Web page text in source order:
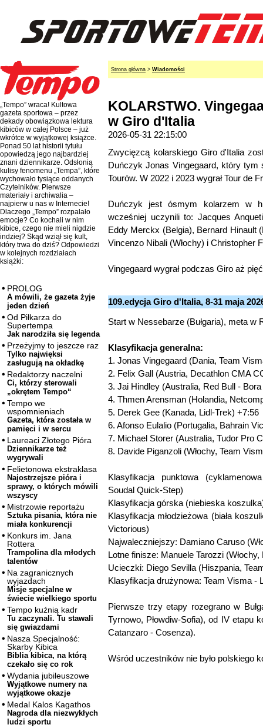
„Tempo” wraca! Kultowa
gazeta sportowa – przez
dekady obowiązkowa lektura
kibiców w całej Polsce – już
wkrótce w wyjątkowej książce.
Ponad 50 lat historii tytułu
opowiedzą jego najbardziej
znani dziennikarze. Odsłonią
kulisy fenomenu „Tempa”, które
wychowało tysiące oddanych
Czytelników. Pierwsze
materiały i archiwalia –
najpierw u nas w Internecie!
Dlaczego „Tempo” rozpalało
emocje? Co kochali w nim
kibice, czego nie mieli nigdzie
indziej? Skąd wziął się kult,
który trwa do dziś? Odpowiedzi
w kolejnych rozdziałach
książki:
PROLOG
A mówili, że gazeta żyje
jeden dzień
Od Piłkarza do
Supertempa
Jak narodziła się legenda
Przeżyjmy to jeszcze raz
Tylko najwięksi
zasługują na okładkę
Redaktorzy naczelni
Ci, którzy sterowali
„okrętem Tempo“
Tempo we
wspomnieniach
Gazeta, która została w
pamięci i w sercu
Laureaci Złotego Pióra
Dziennikarze też
wygrywali
Felietonowa ekstraklasa
Najostrzejsze pióra i
sprawy, o których mówili
wszyscy
Mistrzowie reportażu
Sztuka pisania, która nie
miała konkurencji
Konkurs im. Jana
Rottera
Trampolina dla młodych
talentów
Na zagranicznych
wyjazdach
Misje specjalne w
świecie wielkiego sportu
Tempo kuźnią kadr
Tu zaczynali. Tu stawali
się gwiazdami
Nasza Specjalność:
Skarby Kibica
Biblia kibica, na którą
czekało się co rok
Wydania jubileuszowe
Wyjątkowe numery na
wyjątkowe okazje
Medal Kalos Kagathos
Nagroda dla niezwykłych
ludzi sportu
Strona główna > Wiadomości
KOLARSTWO.
w Giro d'Italia
2026-05-31 22:15:00
Zwycięzcą kolarskiego Giro d'Italia
Duńczyk Jonas Vingegaard, który tym
Tourów. W 2022 i 2023 wygrał Tour de
Duńczyk jest ósmym kolarzem w
wcześniej uczynili to: Jacques
Eddy Merckx (Belgia), Bernard Hinault
Vincenzo Nibali (Włochy) i Christopher
Vingegaard wygrał podczas Giro aż
109.edycja Giro d'Italia, 8-31 maja
Start w Nessebarze (Bułgaria), meta w
Klasyfikacja generalna:
1. Jonas Vingegaard (Dania, Team
2. Felix Gall (Austria, Decathlon CMA
3. Jai Hindley (Australia, Red Bull -
4. Thmen Arensman (Holandia,
5. Derek Gee (Kanada, Lidl-Trek) +7:56
6. Afonso Eulalio (Portugalia, Bahrain
7. Michael Storer (Australia, Tudor Pro
8. Davide Piganzoli (Włochy, Team
Klasyfikacja punktowa
Soudal Quick-Step)
Klasyfikacja górska (niebieska
Klasyfikacja młodzieżowa (biała
Victorious)
Najwaleczniejszy: Damiano Caruso
Lotne finisze: Manuele Tarozzi
Ucieczki: Diego Sevilla (Hiszpania,
Klasyfikacja drużynowa: Team Visma -
Pierwsze trzy etapy rozegrano w
Tyrnowo, Płowdiw-Sofia), od IV etapu
Catanzaro - Cosenza).
Wśród uczestników nie było polskiego